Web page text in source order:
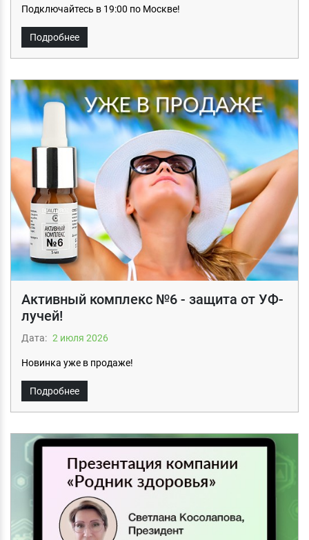
Подключайтесь в 19:00 по Москве!
Подробнее
Активный комплекс №6 - защита от УФ-
лучей!
Дата: 2 июля 2026
Новинка уже в продаже!
Подробнее